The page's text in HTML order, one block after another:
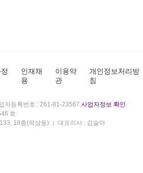
인재채
용
이용약
관
개인정보처리방
침
자등록번호 : 261-81-23567 사업자정보 확인
호
18층(역삼동)
대표이사 : 김슬아